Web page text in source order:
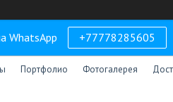
WhatsApp +77778285605
Портфолио Фотогалерея